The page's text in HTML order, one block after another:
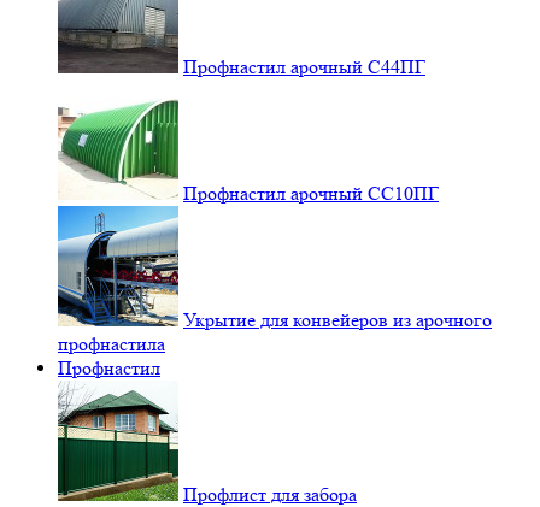
Профнастил арочный С44ПГ
Профнастил арочный СС10ПГ
Укрытие для конвейеров из арочного
профнастила
Профнастил
Профлист для забора